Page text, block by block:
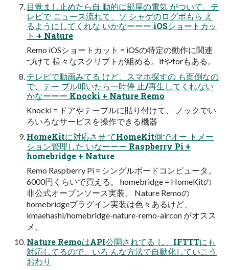
目覚まし止めたら自 動的に部屋の電気 がついて、テ
レビで ニュース流れて、ソ シャゲのログボもら え
るようにしてくれな いかなーーー iOSショートカッ
ト + Nature
Remo iOSショートカット = iOSの特定の動作に関連
づけて 様々なスクリプトが組める。ifやforもある。
テレビで動画みてる けど、スマホ探すの も面倒なの
で、テー ブル叩いたら一時停 止/再生してくれない
かなーーー Knocki + Nature Remo
Knocki = ドアやテーブルに貼り付けて、 ノックでい
ろいろなサービスを操作できる機器
HomeKitに対応させ てHomeKit側でオー トメー
ション管理した いなーーー Raspberry Pi +
homebridge + Nature
Remo Raspberry Pi = シングルボードコンピュータ。
6000円くらいで買える。 homebridge = HomeKitの
非公式オープンソース実装。 Nature Remoの
homebridgeプラグイン実装は色々あるけど、
kmaehashi/homebridge-nature-remo-aircon がオスス
メ。
Nature RemoはAPI公開されてる し、IFTTTにも
対応してるので、いろ んな方法で自動化していこう
おわり